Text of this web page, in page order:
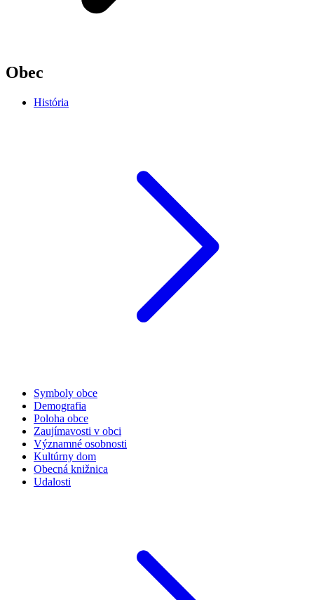
Obec
História
Symboly obce
Demografia
Poloha obce
Zaujímavosti v obci
Významné osobnosti
Kultúrny dom
Obecná knižnica
Udalosti